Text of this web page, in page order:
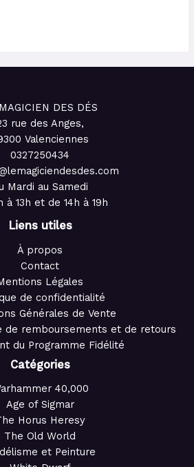
DES DÉS
rue des Anges,
Valenciennes
0327250434
Mardi au Samedi
à 13h et de 14h à 19h
Liens utiles
À propos
Contact
Légales
de confidentialité
Générales de Vente
de remboursements et de retours
du Programme Fidélité
Catégories
40,000
Age of Sigmar
Horus Heresy
The Old World
et Peinture